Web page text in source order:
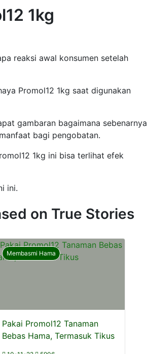
1kg
reaksi awal konsumen setelah
Promol12 1kg saat digunakan
gambaran bagaimana sebenarnya
bagi pengobatan.
1kg ini bisa terlihat efek
ini.
on True Stories
Membasmi Hama
Pakai Promol12 Tanaman
Bebas Hama, Termasuk Tikus